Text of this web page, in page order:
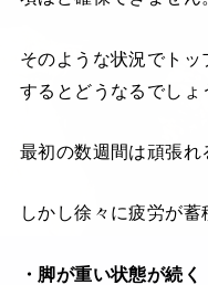
そのような状況でト
するとどうなるでしょ
最初の数週間は頑張れ
しかし徐々に疲労が蓄
・脚が重い状態が続く